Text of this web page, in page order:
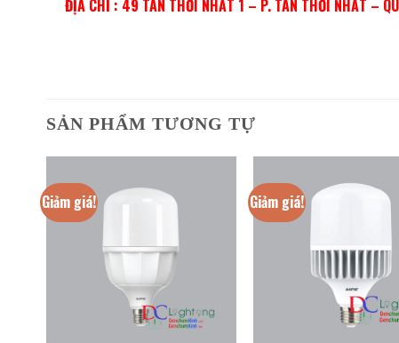
ĐỊA CHỈ : 49 TÂN THỚI NHẤT 1 – P. TÂN THỚI NHẤT –
SẢN PHẨM TƯƠNG TỰ
Giảm giá! Giảm giá!